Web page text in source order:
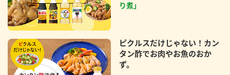
り煮」
ピクルスだけじゃない！カン
タン酢でお肉やお魚のおか
ず。